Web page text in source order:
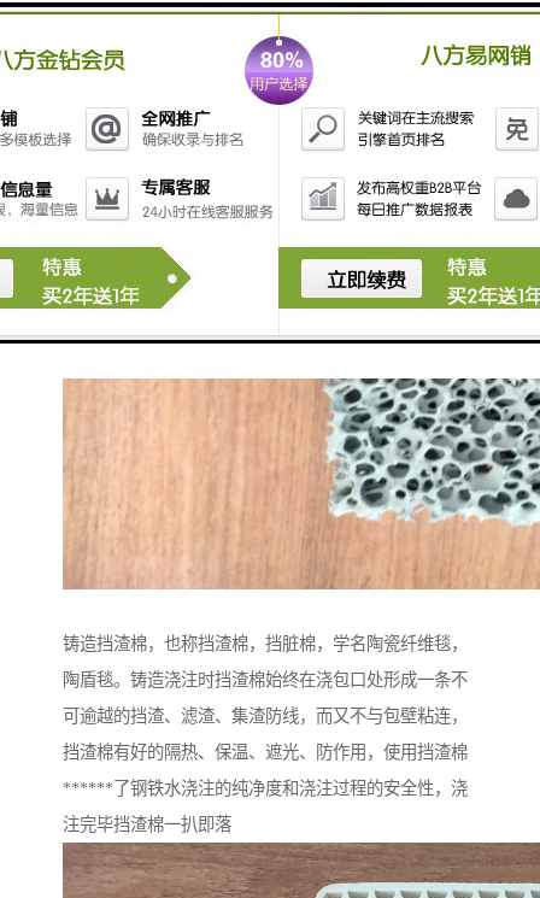
铸造挡渣棉，也称挡渣棉，挡脏棉，学名陶瓷纤维毯，
陶盾毯。铸造浇注时挡渣棉始终在浇包口处形成一条不
可逾越的挡渣、滤渣、集渣防线，而又不与包壁粘连，
挡渣棉有好的隔热、保温、遮光、防作用，使用挡渣棉
******了钢铁水浇注的纯净度和浇注过程的安全性，浇
注完毕挡渣棉一扒即落